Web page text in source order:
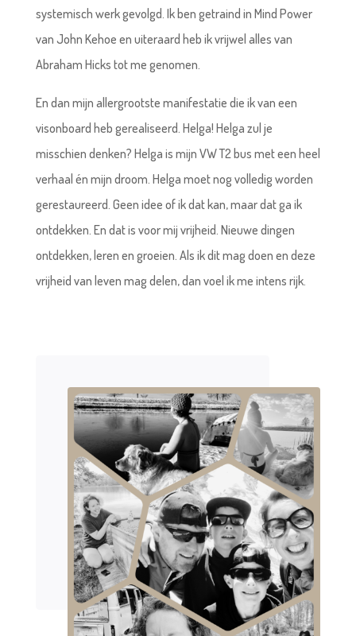
systemisch werk gevolgd. Ik ben getraind in Mind Power
van John Kehoe en uiteraard heb ik vrijwel alles van
Abraham Hicks tot me genomen.
En dan mijn allergrootste manifestatie die ik van een
visonboard heb gerealiseerd. Helga! Helga zul je
misschien denken? Helga is mijn VW T2 bus met een heel
verhaal én mijn droom. Helga moet nog volledig worden
gerestaureerd. Geen idee of ik dat kan, maar dat ga ik
ontdekken. En dat is voor mij vrijheid. Nieuwe dingen
ontdekken, leren en groeien. Als ik dit mag doen en deze
vrijheid van leven mag delen, dan voel ik me intens rijk.